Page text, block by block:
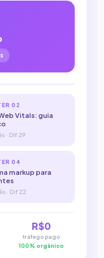
02
Vitals: guia
· Dif 29
04
markup para
· Dif 22
R$0
tráfego pago
100% orgânico